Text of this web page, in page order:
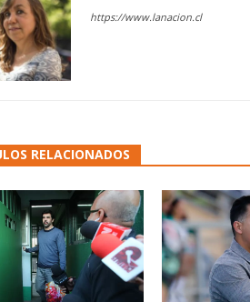
https://www.lanacion.cl
RELACIONADOS